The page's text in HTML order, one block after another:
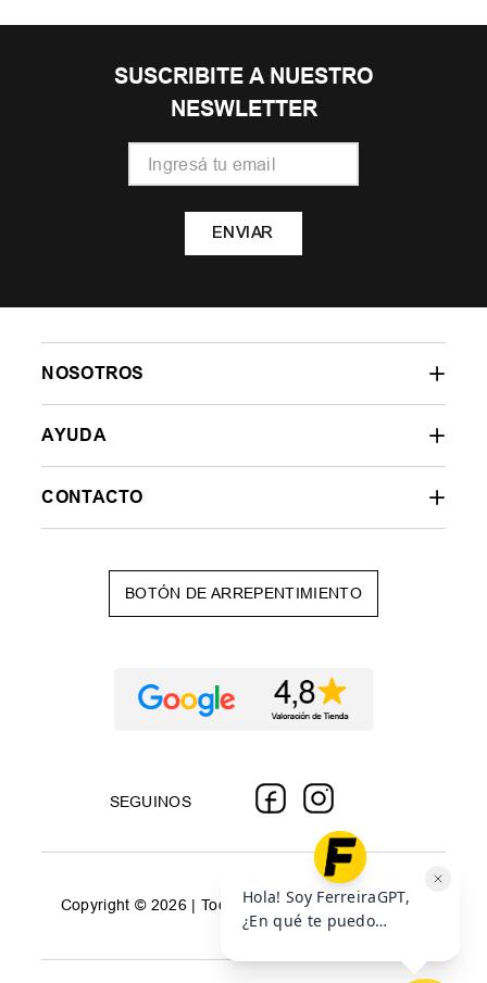
SUSCRIBITE A NUESTRO
NESWLETTER
ENVIAR
NOSOTROS
AYUDA
CONTACTO
BOTÓN DE ARREPENTIMIENTO
SEGUINOS
Copyright © 2026 | Todos los derechos reservados